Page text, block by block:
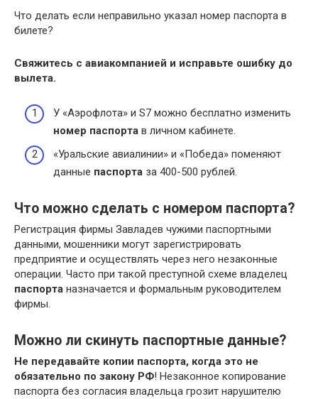
Что делать если неправильно указал номер паспорта в
билете?
Свяжитесь с авиакомпанией и исправьте ошибку до
вылета.
У «Аэрофлота» и S7 можно бесплатно изменить
номер паспорта в личном кабинете.
«Уральские авиалинии» и «Победа» поменяют
данные паспорта за 400-500 рублей.
Что можно сделать с номером паспорта?
Регистрация фирмы Завладев чужими паспортными
данными, мошенники могут зарегистрировать
предприятие и осуществлять через него незаконные
операции. Часто при такой преступной схеме владелец
паспорта назначается и формальным руководителем
фирмы.
Можно ли скинуть паспортные данные?
Не передавайте копии паспорта, когда это не
обязательно по закону РФ! Незаконное копирование
паспорта без согласия владельца грозит нарушителю